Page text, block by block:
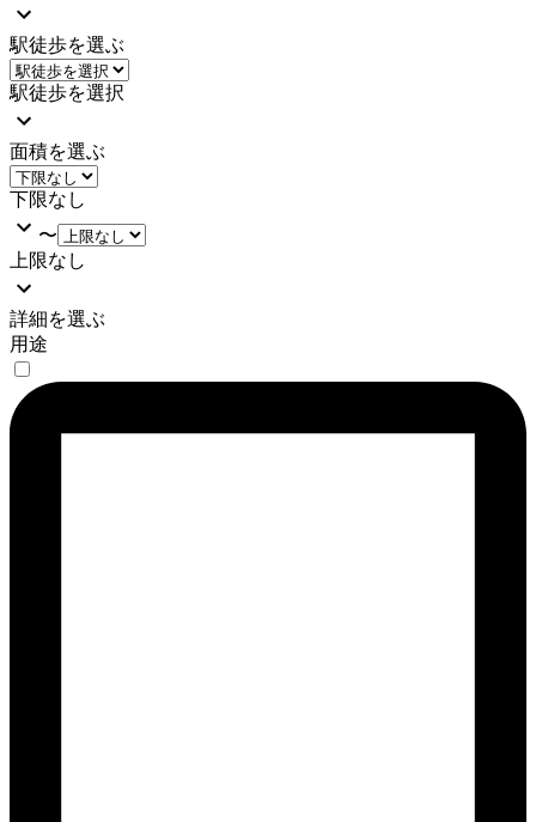
駅徒歩を選ぶ
駅徒歩を選択
面積を選ぶ
下限なし
〜
上限なし
詳細を選ぶ
用途